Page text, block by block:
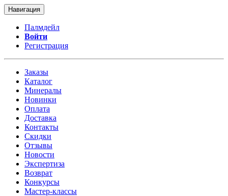
Навигация
Палмдейл
Войти
Регистрация
Заказы
Каталог
Минералы
Новинки
Оплата
Доставка
Контакты
Скидки
Отзывы
Новости
Экспертиза
Возврат
Конкурсы
Мастер-классы